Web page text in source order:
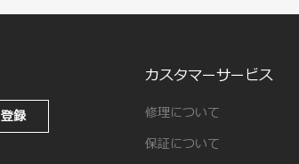
登録
カスタマーサービス
修理について
保証について